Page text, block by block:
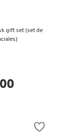
gift set (set de